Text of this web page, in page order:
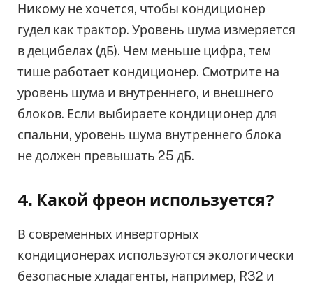
Никому не хочется, чтобы кондиционер
гудел как трактор. Уровень шума измеряется
в децибелах (дБ). Чем меньше цифра, тем
тише работает кондиционер. Смотрите на
уровень шума и внутреннего, и внешнего
блоков. Если выбираете кондиционер для
спальни, уровень шума внутреннего блока
не должен превышать 25 дБ.
4. Какой фреон используется?
В современных инверторных
кондиционерах используются экологически
безопасные хладагенты, например, R32 и